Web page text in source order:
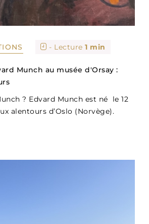
- Lecture1 min
Munch au musée d'Orsay :
? Edvard Munch est né le 12
alentours d’Oslo (Norvège).